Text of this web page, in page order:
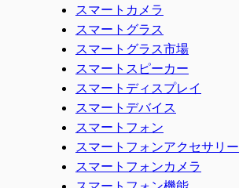
スマートカメラ
スマートグラス
スマートグラス市場
スマートスピーカー
スマートディスプレイ
スマートデバイス
スマートフォン
スマートフォンアクセサリー
スマートフォンカメラ
スマートフォン機能